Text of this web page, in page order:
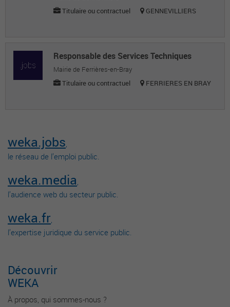
Titulaire ou contractuel
GENNEVILLIERS
Responsable des Services Techniques
Mairie de Ferrières-en-Bray
Titulaire ou contractuel
FERRIERES EN BRAY
weka.jobs,
le réseau de l’emploi public.
weka.media,
l’audience web du secteur public.
weka.fr,
l’expertise juridique du service public.
Découvrir
WEKA
À propos, qui sommes-nous ?